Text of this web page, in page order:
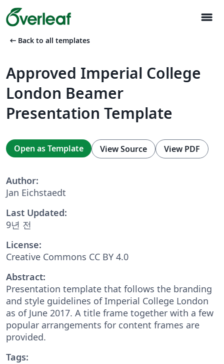
menu
arrow_left_alt Back to all templates
Approved Imperial College
London Beamer
Presentation Template
Open as Template View Source View PDF
Author:
Jan Eichstaedt
Last Updated:
9년 전
License:
Creative Commons CC BY 4.0
Abstract:
Presentation template that follows the branding
and style guidelines of Imperial College London
as of June 2017. A title frame together with a few
popular arrangements for content frames are
provided.
Tags: